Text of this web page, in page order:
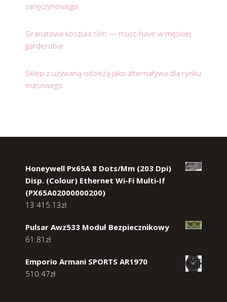
zaręczynowego
Granatowa koszula slim — must-have w męskiej
garderobie
Sklep z używaną odzieżą jako alternatywa dla rynku
masowego
Honeywell Px65A 8 Dots/Mm (203 Dpi)
Disp. (Colour) Ethernet Wi-Fi Multi-If
(PX65A02000000200)
13 415.13zł
Pulsar Awz533 Moduł Bezpiecznikowy
61.81 zł
Emporio Armani SPORTS AR1970
510.47zł